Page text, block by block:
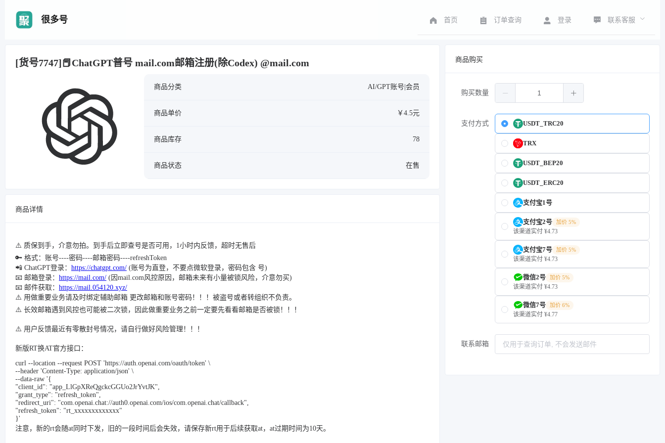
很多号 首页 订单查询 登录 联系客服
[货号7747]📕ChatGPT普号 mail.com邮箱注册(除Codex) @mail.com
商品分类 AI/GPT账号|会员
商品单价 ￥4.5元
商品库存 78
商品状态 在售
商品详情
⚠️ 质保到手，介意勿拍。到手后立即查号是否可用，1小时内反馈，超时无售后
🔑 格式：账号----密码----邮箱密码----refreshToken
📲 ChatGPT登录： https://chatgpt.com/ (账号为直登，不要点微软登录，密码包含 号)
📧 邮箱登录： https://mail.com/ (因mail.com风控原因，邮箱未来有小量被锁风险，介意勿买)
📧 邮件获取： https://mail.054120.xyz/
⚠️ 用做重要业务请及时绑定辅助邮箱 更改邮箱和账号密码！！！被盗号或者转组织不负责。
⚠️ 长效邮箱遇到风控也可能被二次锁，因此做重要业务之前一定要先看看邮箱是否被锁！！！
⚠️ 用户反馈最近有零散封号情况，请自行做好风险管理！！！
新版RT换AT官方接口：
curl --location --request POST 'https://auth.openai.com/oauth/token' \
--header 'Content-Type: application/json' \
--data-raw '{
"client_id": "app_LlGpXReQgckcGGUo2JrYvtJK",
"grant_type": "refresh_token",
"redirect_uri": "com.openai.chat://auth0.openai.com/ios/com.openai.chat/callback",
"refresh_token": "rt_xxxxxxxxxxxxx"
}'
注意，新的rt会随at同时下发，旧的一段时间后会失效，请保存新rt用于后续获取at，at过期时间为10天。
商品购买
购买数量
支付方式 USDT_TRC20
TRX
USDT_BEP20
USDT_ERC20
支付宝1号
支付宝2号 加价 5%
该渠道实付 ¥4.73
支付宝7号 加价 5%
该渠道实付 ¥4.73
微信2号 加价 5%
该渠道实付 ¥4.73
微信7号 加价 6%
该渠道实付 ¥4.77
联系邮箱